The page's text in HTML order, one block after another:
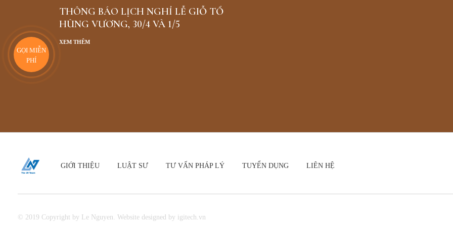
THÔNG BÁO LỊCH NGHỈ LỄ GIỖ TỔ
HÙNG VƯƠNG, 30/4 VÀ 1/5
XEM THÊM
© 2019 Copyright by Le Nguyen. Website designed by igitech.vn
GIỚI THIỆU LUẬT SƯ TƯ VẤN PHÁP LÝ TUYỂN DỤNG LIÊN HỆ
GỌI MIỄN
PHÍ